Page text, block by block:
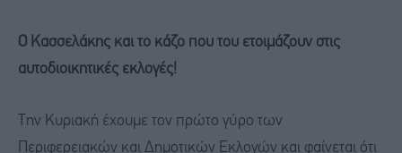
Ο Κασσελάκης και το κάζο που του ετοιμάζουν στις
αυτοδιοικητικές εκλογές!
Την Κυριακή έχουμε τον πρώτο γύρο των
Περιφερειακών και Δημοτικών Εκλογών και φαίνεται ότι